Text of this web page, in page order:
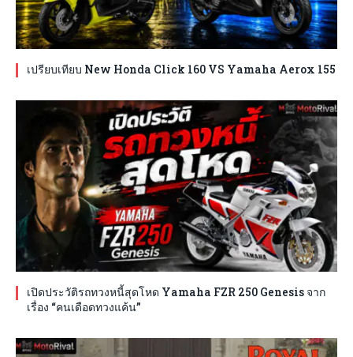
เปรียบเทียบ New Honda Click 160 VS Yamaha Aerox 155
เปิดประวัติรถทวงหนี้สุดโหด Yamaha FZR 250 Genesis จาก
เรื่อง “คนเดือดทวงแค้น”